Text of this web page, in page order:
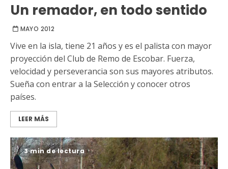
Un remador, en todo sentido
MAYO 2012
Vive en la isla, tiene 21 años y es el palista con mayor
proyección del Club de Remo de Escobar. Fuerza,
velocidad y perseverancia son sus mayores atributos.
Sueña con entrar a la Selección y conocer otros
países.
LEER MÁS
3 min de lectura